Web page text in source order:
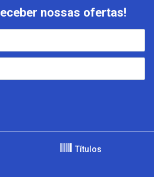
nossas ofertas!
Títulos